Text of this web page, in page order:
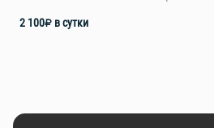
2 100₽ в сутки